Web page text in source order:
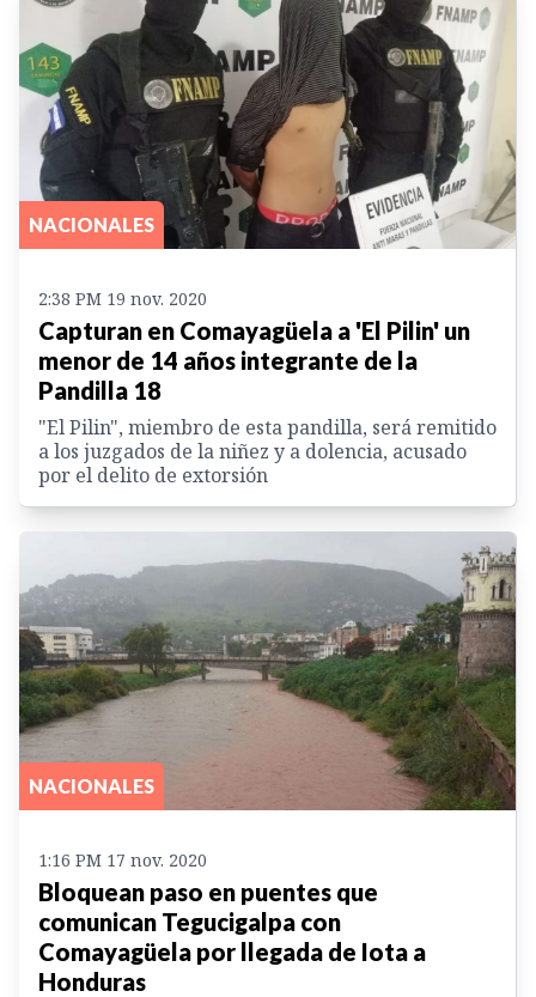
NACIONALES
2:38 PM 19 nov. 2020
Capturan en Comayagüela a 'El Pilin' un
menor de 14 años integrante de la
Pandilla 18
"El Pilin", miembro de esta pandilla, será remitido
a los juzgados de la niñez y a dolencia, acusado
por el delito de extorsión
NACIONALES
1:16 PM 17 nov. 2020
Bloquean paso en puentes que
comunican Tegucigalpa con
Comayagüela por llegada de Iota a
Honduras